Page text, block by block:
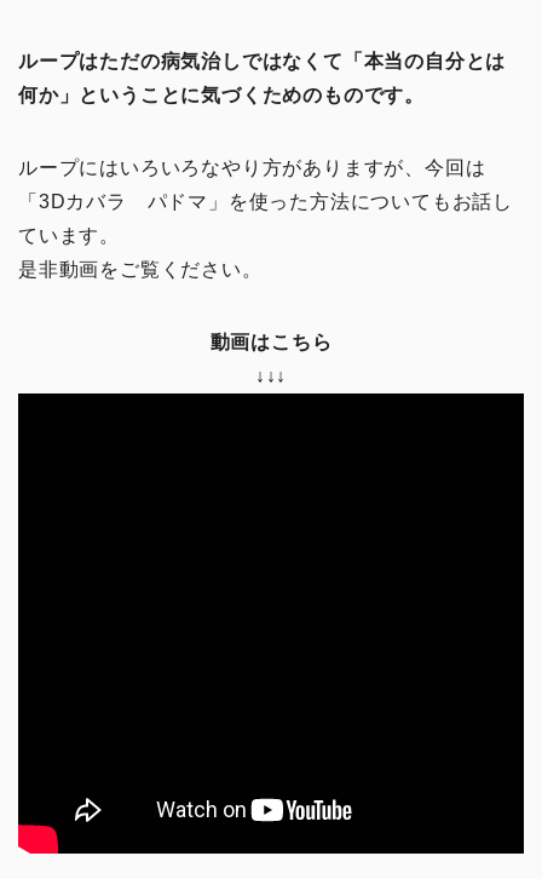
ループはただの病気治しではなくて「本当の自分とは
何か」ということに気づくためのものです。
ループにはいろいろなやり方がありますが、今回は
「3Dカバラ パドマ」を使った方法についてもお話し
ています。
是非動画をご覧ください。
動画はこちら
↓↓↓